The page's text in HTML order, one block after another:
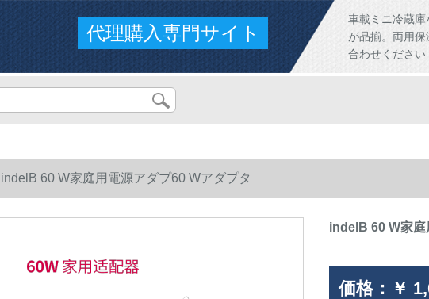
代理購入専門サイト
車載ミニ冷蔵
が品揃。両用
合わせください
indelB 60 W家庭用電源アダプ60 Wアダプタ
indelB 60 W家庭
価格： ￥